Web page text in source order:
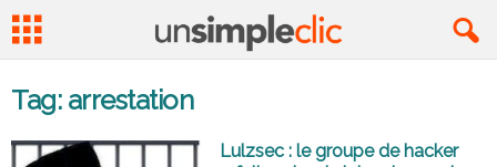
Tag: arrestation
Lulzsec : le groupe de hacker